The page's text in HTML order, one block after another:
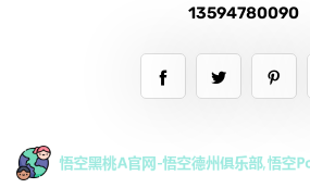
13594780090